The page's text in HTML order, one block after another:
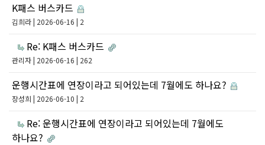
K패스 버스카드
김희라| 2026-06-16 | 2
Re: K패스 버스카드
관리자| 2026-06-16 | 262
운행시간표에 연장이라고 되어있는데 7월에도 하나요?
장성희 | 2026-06-10 | 2
Re: 운행시간표에 연장이라고 되어있는데 7월에도
하나요?